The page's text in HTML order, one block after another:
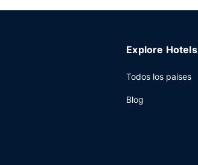
Explore Hotels
Todos los paises
Blog